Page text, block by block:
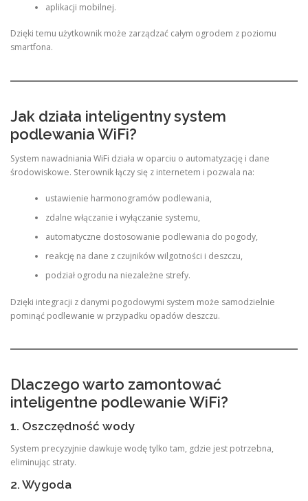
aplikacji mobilnej.
Dzięki temu użytkownik może zarządzać całym ogrodem z poziomu
smartfona.
Jak działa inteligentny system
podlewania WiFi?
System nawadniania WiFi działa w oparciu o automatyzację i dane
środowiskowe. Sterownik łączy się z internetem i pozwala na:
ustawienie harmonogramów podlewania,
zdalne włączanie i wyłączanie systemu,
automatyczne dostosowanie podlewania do pogody,
reakcję na dane z czujników wilgotności i deszczu,
podział ogrodu na niezależne strefy.
Dzięki integracji z danymi pogodowymi system może samodzielnie
pominąć podlewanie w przypadku opadów deszczu.
Dlaczego warto zamontować
inteligentne podlewanie WiFi?
1. Oszczędność wody
System precyzyjnie dawkuje wodę tylko tam, gdzie jest potrzebna,
eliminując straty.
2. Wygoda